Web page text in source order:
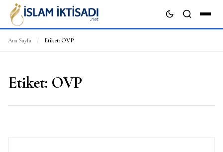
Ana Sayfa / Etiket: OVP
Etiket: OVP